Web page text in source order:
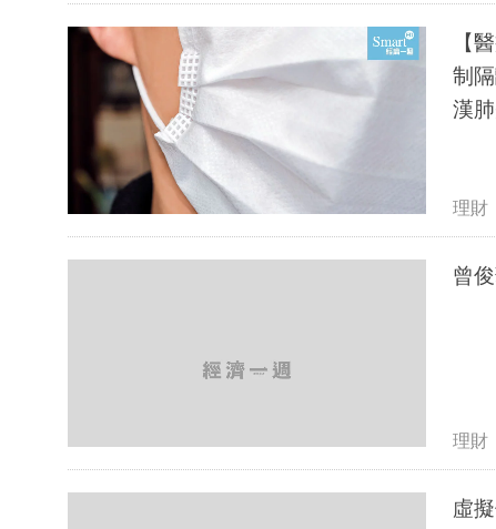
【
制
漢
理財
曾
理財
虛